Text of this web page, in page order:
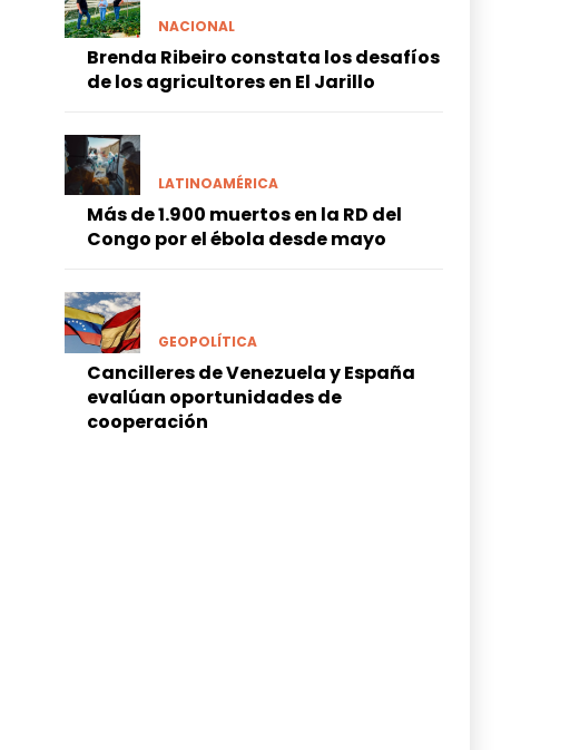
NACIONAL
Brenda Ribeiro constata los desafíos
de los agricultores en El Jarillo
LATINOAMÉRICA
Más de 1.900 muertos en la RD del
Congo por el ébola desde mayo
GEOPOLÍTICA
Cancilleres de Venezuela y España
evalúan oportunidades de
cooperación